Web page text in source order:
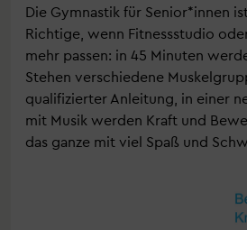
Die Gymnastik für Senior*innen
Richtige, wenn Fitnessstudio
mehr passen: in 45 Minuten
Stehen verschiedene
qualifizierter Anleitung, in einer
mit Musik werden Kraft und
das ganze mit viel Spaß und